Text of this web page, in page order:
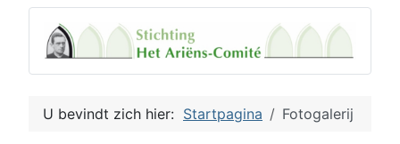
U bevindt zich hier: Startpagina Fotogalerij